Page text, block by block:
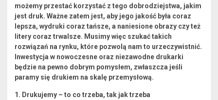
możemy przestać korzystać z tego dobrodziejstwa, jakim
jest druk. Ważne zatem jest, aby jego jakość była coraz
lepsza, wydruki coraz tańsze, a naniesione obrazy czy też
litery coraz trwalsze. Musimy więc szukać takich
rozwiązań na rynku, które pozwolą nam to urzeczywistnić.
Inwestycja w nowoczesne oraz niezawodne drukarki
będzie na pewno dobrym pomysłem, zwłaszcza jeśli
paramy się drukiem na skalę przemysłową.
1. Drukujemy – to co trzeba, tak jak trzeba